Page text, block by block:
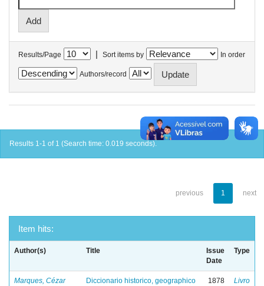
Results/Page | Sort items by In order
Authors/record
Results 1-1 of 1 (Search time: 0.019 seconds).
previous 1 next
Item hits:
Author(s) Title
Issue
Date
Type
Marques, Cézar
Diccionario historico, geographico
1878 Livro